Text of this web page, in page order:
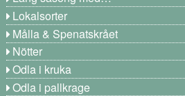
Lokalsorter
Målla & Spenatskrået
Nötter
Odla i kruka
Odla i pallkrage